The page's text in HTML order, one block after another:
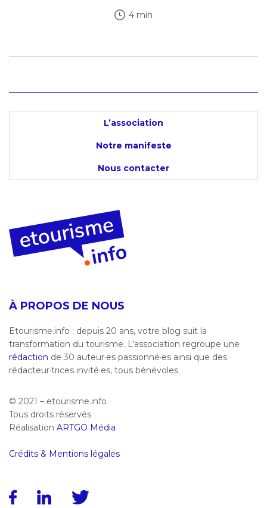
4 min
L’association
Notre manifeste
Nous contacter
À PROPOS DE NOUS
Etourisme.info : depuis 20 ans, votre blog suit la
transformation du tourisme. L’association regroupe une
rédaction de 30 auteur·es passionné·es ainsi que des
rédacteur·trices invité·es, tous bénévoles.
© 2021 – etourisme.info
Tous droits réservés
Réalisation ARTGO Média
Crédits & Mentions légales